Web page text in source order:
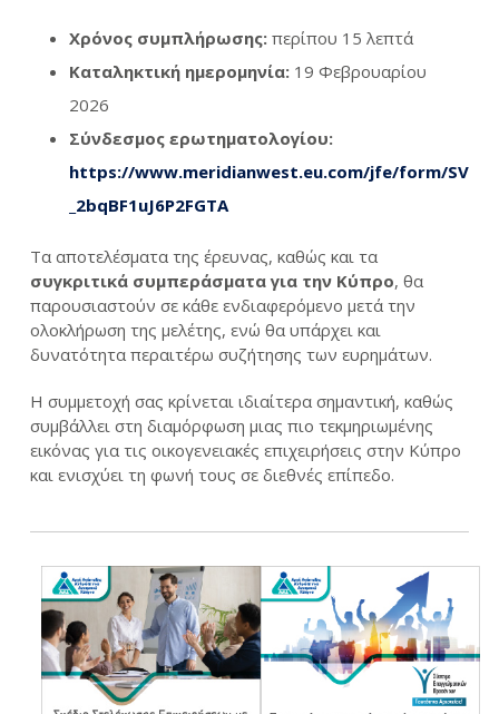
Χρόνος συμπλήρωσης: περίπου 15 λεπτά
Καταληκτική ημερομηνία: 19 Φεβρουαρίου
2026
Σύνδεσμος ερωτηματολογίου:
https://www.meridianwest.eu.com/jfe/form/SV
_2bqBF1uJ6P2FGTA
Τα αποτελέσματα της έρευνας, καθώς και τα
συγκριτικά συμπεράσματα για την Κύπρο, θα
παρουσιαστούν σε κάθε ενδιαφερόμενο μετά την
ολοκλήρωση της μελέτης, ενώ θα υπάρχει και
δυνατότητα περαιτέρω συζήτησης των ευρημάτων.
Η συμμετοχή σας κρίνεται ιδιαίτερα σημαντική, καθώς
συμβάλλει στη διαμόρφωση μιας πιο τεκμηριωμένης
εικόνας για τις οικογενειακές επιχειρήσεις στην Κύπρο
και ενισχύει τη φωνή τους σε διεθνές επίπεδο.